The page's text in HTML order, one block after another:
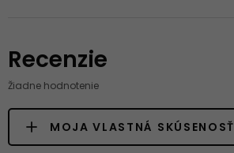
Recenzie
Žiadne hodnotenie
MOJA VLASTNÁ SKÚSENOSŤ